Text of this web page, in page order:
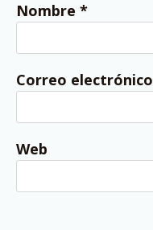
Nombre *
Correo electrónico
Web